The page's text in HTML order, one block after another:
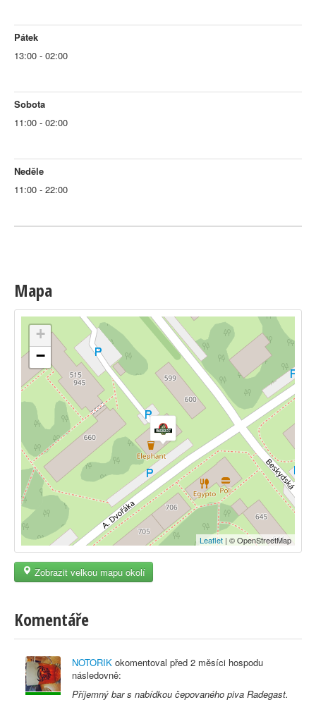
Pátek
13:00 - 02:00
Sobota
11:00 - 02:00
Neděle
11:00 - 22:00
Mapa
+
−
Leaflet | © OpenStreetMap
Zobrazit velkou mapu okolí
Komentáře
NOTORIK okomentoval před 2 měsíci hospodu
následovně:
Příjemný bar s nabídkou čepovaného piva Radegast.